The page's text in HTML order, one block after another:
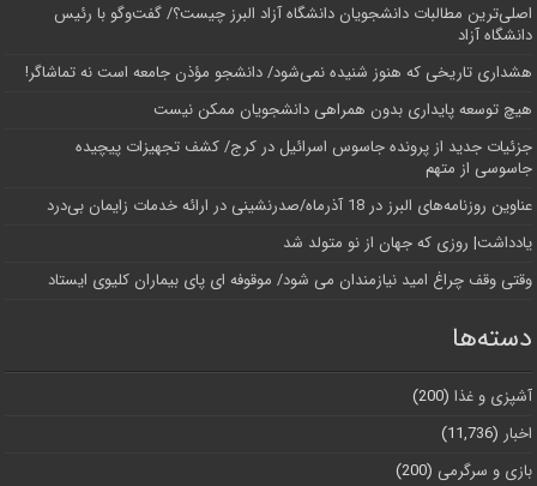
اصلی‌ترین مطالبات دانشجویان دانشگاه آزاد البرز چیست؟/ گفت‌وگو با رئیس
دانشگاه آز‌اد
هشداری تاریخی که هنوز شنیده نمی‌شود/ دانشجو مؤذن جامعه است نه تماشاگر!
هیچ توسعه پایداری بدون همراهی دانشجویان ممکن نیست
جزئیات جدید از پرونده جاسوس اسرائیل در کرج/‌ کشف تجهیزات پیچیده
جاسوسی از متهم
عناوین روزنامه‌های البرز در ‌18 آذرماه/صدرنشینی در ارائه خدمات زایمان بی‌درد
یادداشت| روزی که جهان از نو متولد شد
وقتی وقف چراغ امید نیازمندان می شود/ موقوفه ای پای بیماران کلیوی ایستاد
دسته‌ها
آشپزی و غذا (200)
اخبار (11,736)
بازی و سرگرمی (200)